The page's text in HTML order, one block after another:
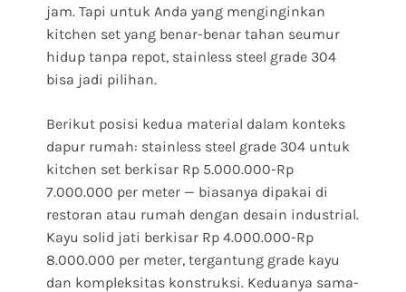
jam. Tapi untuk Anda yang menginginkan
kitchen set yang benar-benar tahan seumur
hidup tanpa repot, stainless steel grade 304
bisa jadi pilihan.
Berikut posisi kedua material dalam konteks
dapur rumah: stainless steel grade 304 untuk
kitchen set berkisar Rp 5.000.000-Rp
7.000.000 per meter — biasanya dipakai di
restoran atau rumah dengan desain industrial.
Kayu solid jati berkisar Rp 4.000.000-Rp
8.000.000 per meter, tergantung grade kayu
dan kompleksitas konstruksi. Keduanya sama-